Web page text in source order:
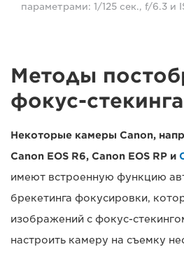
параметрами: 1/125 сек., f/6.3 и
Методы
фокус-стекинга
Некоторые камеры Canon,
Canon EOS R6, Canon EOS RP и
имеют встроенную функцию
брекетинга фокусировки,
изображений с фокус-
настроить камеру на съемку